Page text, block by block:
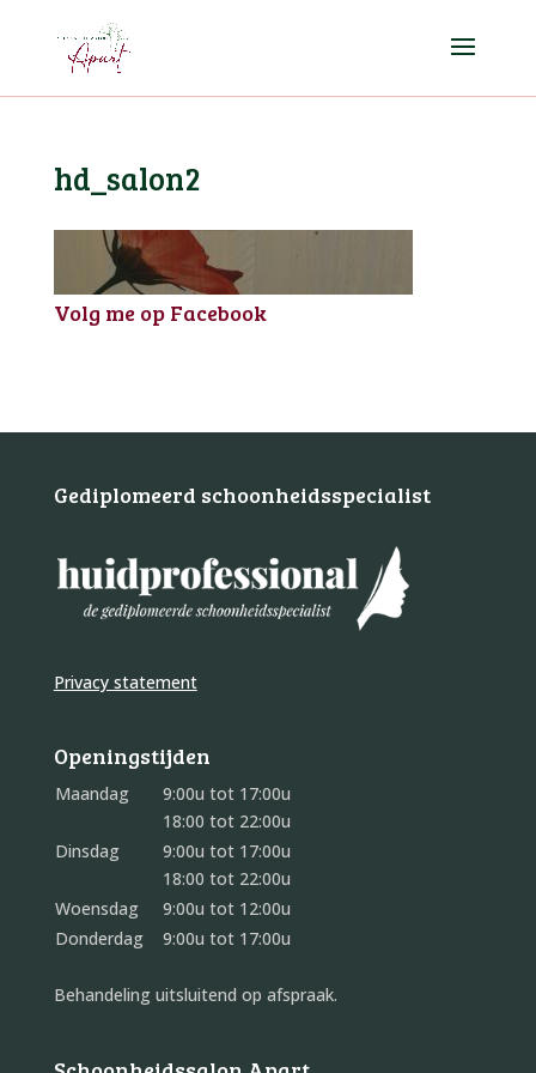
hd_salon2
Volg me op Facebook
Gediplomeerd schoonheidsspecialist
Privacy statement
Openingstijden
Maandag
9:00u tot 17:00u
18:00 tot 22:00u
Dinsdag
9:00u tot 17:00u
18:00 tot 22:00u
Woensdag
9:00u tot 12:00u
Donderdag
9:00u tot 17:00u
Behandeling uitsluitend op afspraak.